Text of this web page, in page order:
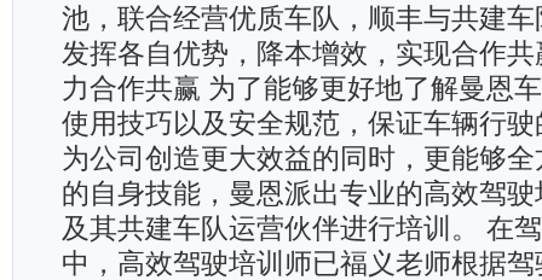
池，联合经营优质车队，顺丰与共建
发挥各自优势，降本增效，实现合作
力合作共赢 为了能够更好地了解曼恩
使用技巧以及安全规范，保证车辆行
为公司创造更大效益的同时，更能够
的自身技能，曼恩派出专业的高效驾
及其共建车队运营伙伴进行培训。 在
中，高效驾驶培训师已福义老师根据